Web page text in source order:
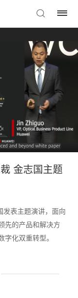
金志国主题
发表主题演讲，面向
先的产品和解决方
化双重转型。